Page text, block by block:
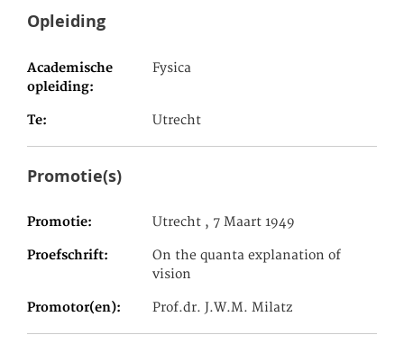
Opleiding
Academische
opleiding
Fysica
Te Utrecht
Promotie(s)
Promotie Utrecht , 7 Maart 1949
Proefschrift
On the quanta explanation of
vision
Promotor(en) Prof.dr. J.W.M. Milatz